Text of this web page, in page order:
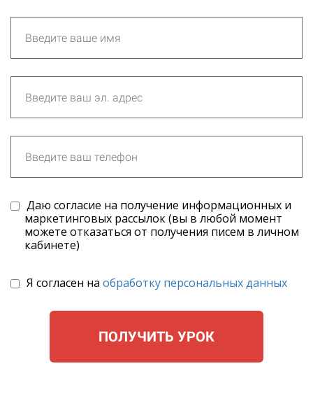
Даю согласие на получение информационных и
маркетинговых рассылок (вы в любой момент
можете отказаться от получения писем в личном
кабинете)
Я согласен на обработку персональных данных
ПОЛУЧИТЬ УРОК